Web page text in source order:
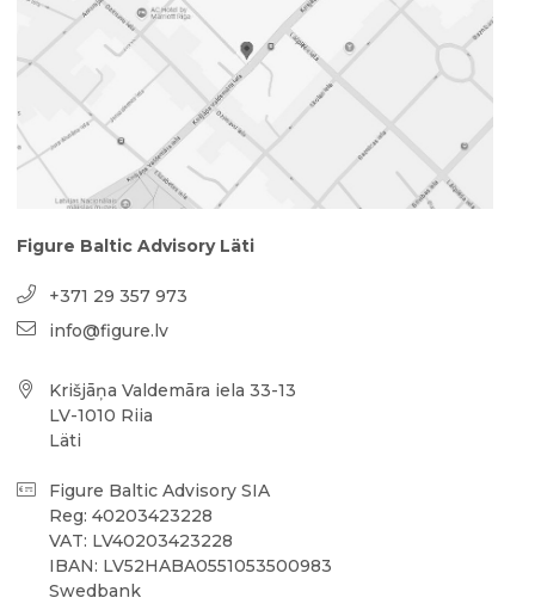
Figure Baltic Advisory Läti
+371 29 357 973
info@figure.lv
Krišjāņa Valdemāra iela 33-13
LV-1010 Riia
Läti
Figure Baltic Advisory SIA
Reg: 40203423228
VAT: LV40203423228
IBAN: LV52HABA0551053500983
Swedbank